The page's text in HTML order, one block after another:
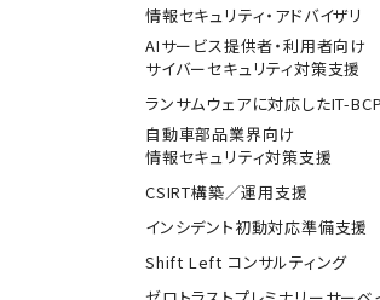
情報セキュリティ・アドバイザリ
AIサービス提供者・利用者向け
サイバーセキュリティ対策支援
ランサムウェアに対応したIT-
自動車部品業界向け
情報セキュリティ対策支援
CSIRT構築／運用支援
インシデント初動対応準備支援
Shift Left コンサルティング